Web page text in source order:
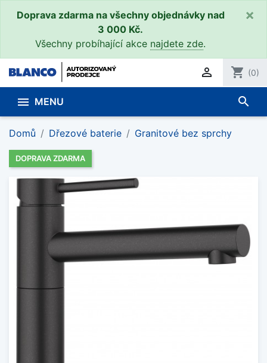
Doprava zdarma na všechny objednávky nad
3 000 Kč.
Všechny probíhající akce najdete zde.
×
 shopping_cart (0)
 MENU search
Domů Dřezové baterie Granitové bez sprchy
DOPRAVA ZDARMA